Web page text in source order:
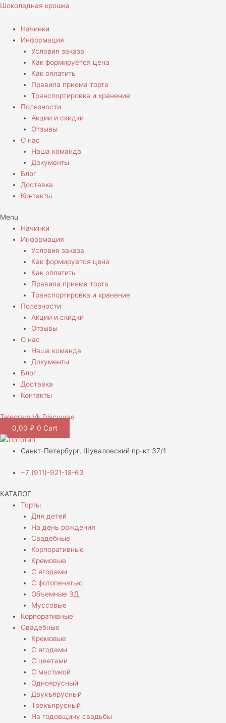
Перейти
содержимому
Шоколадная крошка
Начинки
Информация
Условия заказа
Как формируется цена
Как оплатить
Правила приема торта
Транспортировка и хранение
Полезности
Акции и скидки
Отзывы
О нас
Наша команда
Документы
Блог
Доставка
Контакты
Menu
Начинки
Информация
Условия заказа
Как формируется цена
Как оплатить
Правила приема торта
Транспортировка и хранение
Полезности
Акции и скидки
Отзывы
О нас
Наша команда
Документы
Блог
Доставка
Контакты
Telegram Vk Discourse
0,00 ₽ 0 Cart
Санкт-Петербург, Шуваловский пр-кт 37/1
+7 (911)-921-18-63
КАТАЛОГ
Торты
Для детей
На день рождения
Свадебные
Корпоративные
Кремовые
С ягодами
С фотопечатью
Объемные 3Д
Муссовые
Корпоративные
Свадебные
Кремовые
С ягодами
С цветами
С мастикой
Одноярусный
Двухъярусный
Трехъярусный
На годовщину свадьбы
Количество
Торт
C
тигренком
драконом